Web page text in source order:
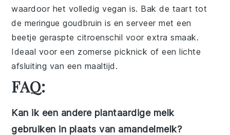
waardoor het volledigvegan is. Bak de taart tot
de meringue goudbruin is en serveer met een
beetje geraspte citroenschil voor extra smaak.
Ideaal voor een zomerse picknick of een lichte
afsluiting van een maaltijd.
FAQ:
Kan ik een andere plantaardige melk
gebruiken in plaats van amandelmelk?